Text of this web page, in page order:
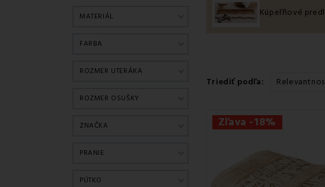
MATERIÁL
FARBA
ROZMER UTERÁKA
ROZMER OSUŠKY
ZNAČKA
PRANIE
PÚTKO
Kúpeľňové
Triediť podľa:
Zľava -18%